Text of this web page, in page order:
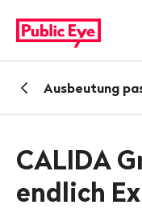
auf
publiceye.ch
ZurückAusbeutung
CALIDA
endlich